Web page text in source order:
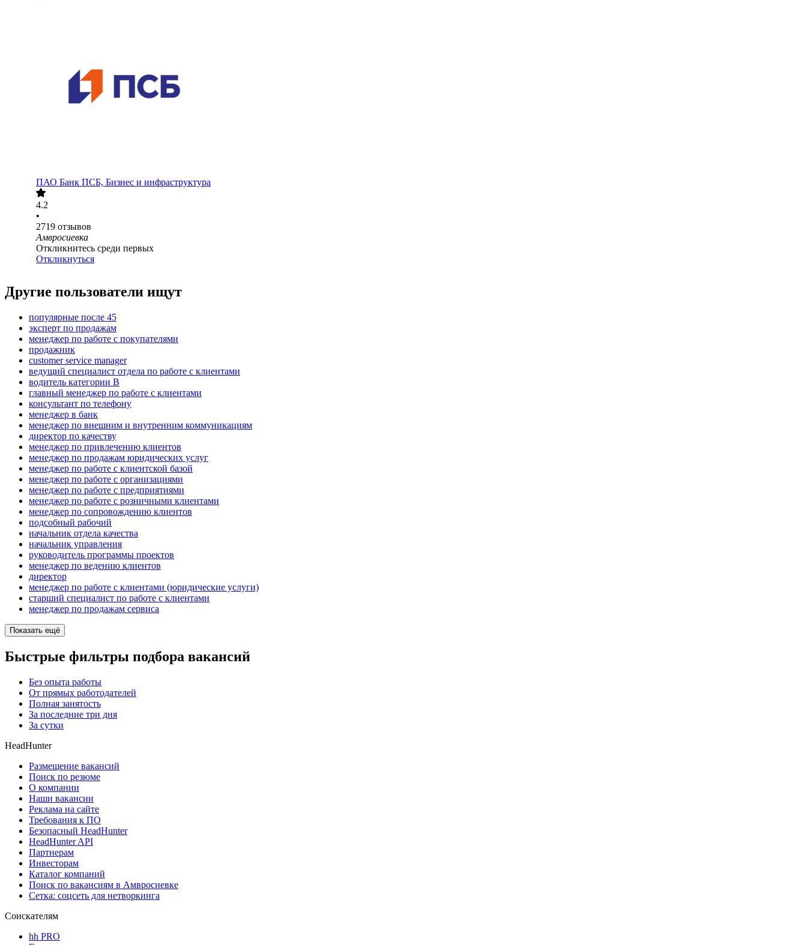
ПАО Банк ПСБ, Бизнес и инфраструктура
4.2
•
2719 отзывов
Амвросиевка
Откликнитесь среди первых
Откликнуться
Другие пользователи ищут
популярные после 45
эксперт по продажам
менеджер по работе с покупателями
продажник
customer service manager
ведущий специалист отдела по работе с клиентами
водитель категории B
главный менеджер по работе с клиентами
консультант по телефону
менеджер в банк
менеджер по внешним и внутренним коммуникациям
директор по качеству
менеджер по привлечению клиентов
менеджер по продажам юридических услуг
менеджер по работе с клиентской базой
менеджер по работе с организациями
менеджер по работе с предприятиями
менеджер по работе с розничными клиентами
менеджер по сопровождению клиентов
подсобный рабочий
начальник отдела качества
начальник управления
руководитель программы проектов
менеджер по ведению клиентов
директор
менеджер по работе с клиентами (юридические услуги)
старший специалист по работе с клиентами
менеджер по продажам сервиса
Показать ещё
Быстрые фильтры подбора вакансий
Без опыта работы
От прямых работодателей
Полная занятость
За последние три дня
За сутки
HeadHunter
Размещение вакансий
Поиск по резюме
О компании
Наши вакансии
Реклама на сайте
Требования к ПО
Безопасный HeadHunter
HeadHunter API
Партнерам
Инвесторам
Каталог компаний
Поиск по вакансиям в Амвросиевке
Сетка: соцсеть для нетворкинга
Соискателям
hh PRO